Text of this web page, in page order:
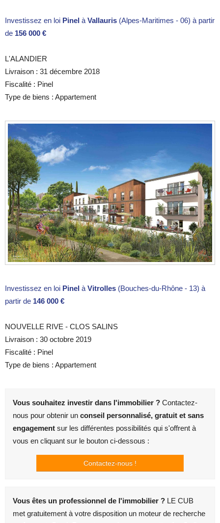
Investissez en loi Pinel à Vallauris (Alpes-Maritimes - 06) à partir
de 156 000 €
L'ALANDIER
Livraison : 31 décembre 2018
Fiscalité : Pinel
Type de biens : Appartement
Investissez en loi Pinel à Vitrolles (Bouches-du-Rhône - 13) à
partir de 146 000 €
NOUVELLE RIVE - CLOS SALINS
Livraison : 30 octobre 2019
Fiscalité : Pinel
Type de biens : Appartement
Vous souhaitez investir dans l'immobilier ? Contactez-
nous pour obtenir un conseil personnalisé, gratuit et sans
engagement sur les différentes possibilités qui s'offrent à
vous en cliquant sur le bouton ci-dessous :
Contactez-nous !
Vous êtes un professionnel de l'immobilier ? LE CUB
met gratuitement à votre disposition un moteur de recherche